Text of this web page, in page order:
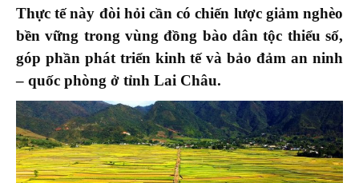
Thực tế này đòi hỏi cần có chiến lược giảm nghèo
bền vững trong vùng đồng bào dân tộc thiểu số,
góp phần phát triển kinh tế và bảo đảm an ninh
– quốc phòng ở tỉnh Lai Châu.